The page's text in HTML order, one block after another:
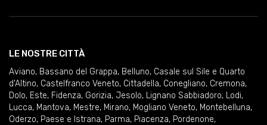
LE NOSTRE CITTÀ
Aviano, Bassano del Grappa, Belluno, Casale sul Sile e Quarto
d'Altino, Castelfranco Veneto, Cittadella, Conegliano, Cremona,
Dolo, Este, Fidenza, Gorizia, Jesolo, Lignano Sabbiadoro, Lodi,
Lucca, Mantova, Mestre, Mirano, Mogliano Veneto, Montebelluna,
Oderzo, Paese e Istrana, Parma, Piacenza, Pordenone,